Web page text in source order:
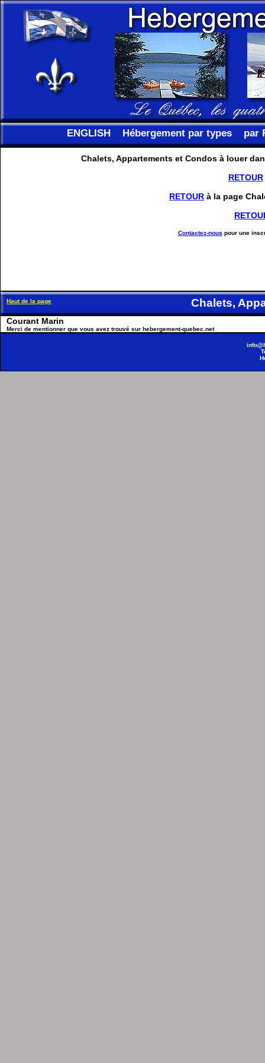
ENGLISH Hébergement par types par
Chalets, Appartements et Condos à louer
RETOUR
RETOUR à la page
Contactez-nous pour une
Haut de la page Chalets,
Courant Marin
Merci de mentionner que vous avez trouvé sur hebergement-quebec.net